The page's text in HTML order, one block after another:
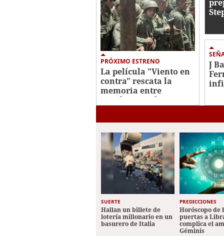
PRÓXIMO ESTRENO
La película "Viento en
contra" rescata la
memoria entre
Honduras y El
J
SUERTE
Hallan un billete de
lotería millonario en un
basurero de Italia
PREDICCIONES
Horóscopo de
puertas a
complica el
Géminis